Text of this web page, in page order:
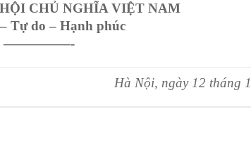
CHỦ NGHĨA VIỆT NAM
Tự do – Hạnh phúc
—————-
Hà Nội, ngày 12 tháng 1